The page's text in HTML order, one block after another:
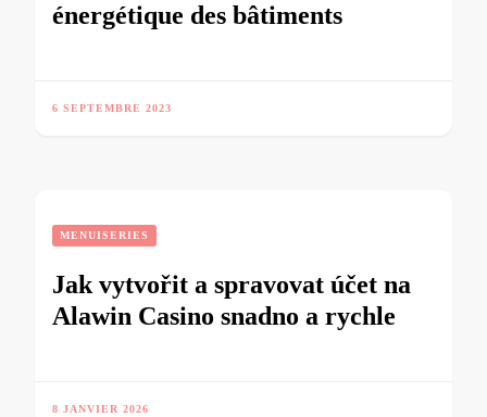
énergétique des bâtiments
6 SEPTEMBRE 2023
MENUISERIES
Jak vytvořit a spravovat účet na
Alawin Casino snadno a rychle
8 JANVIER 2026